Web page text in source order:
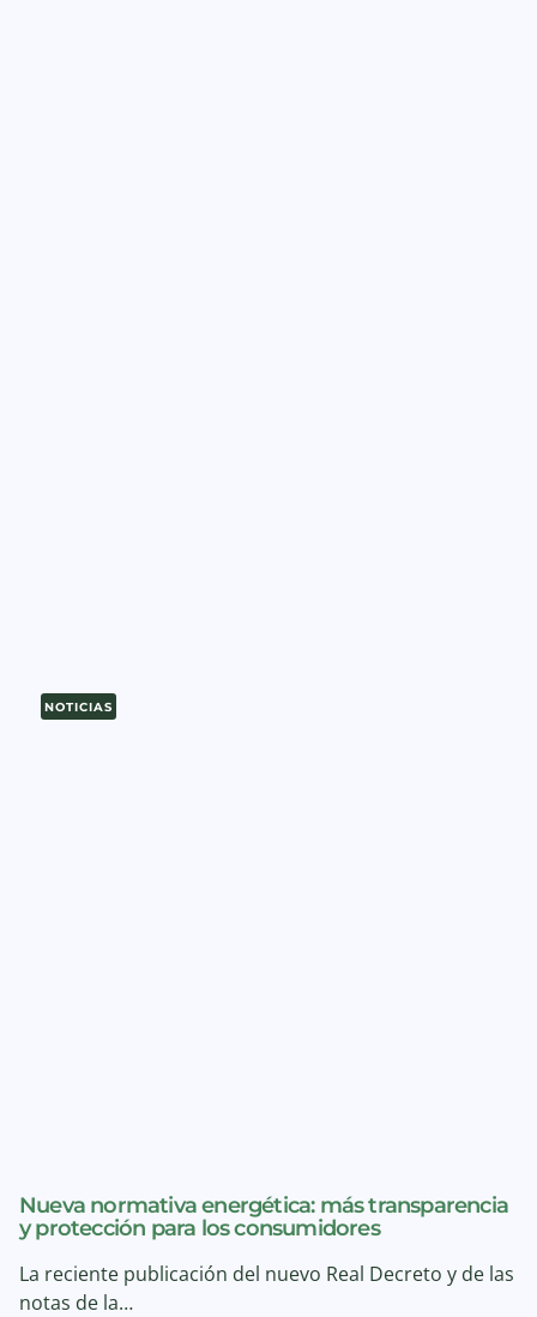
NOTICIAS
Nueva normativa energética: más transparencia
y protección para los consumidores
La reciente publicación del nuevo Real Decreto y de las
notas de la…